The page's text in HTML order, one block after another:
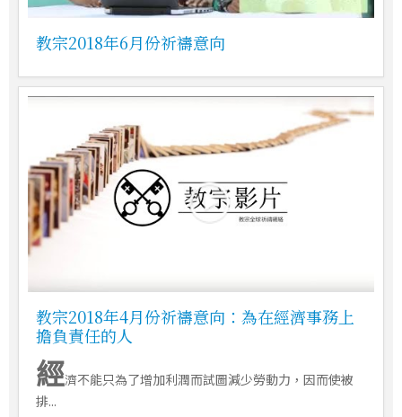
教宗2018年6月份祈禱意向
教宗2018年4月份祈禱意向：為在經濟事務上
擔負責任的人
經濟不能只為了增加利潤而試圖減少勞動力，因而使被
排...